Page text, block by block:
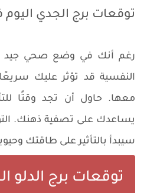
توقعات برج الجدي
رغم أنك في وضع صحي جيد
النفسية قد تؤثر عليك
معها. حاول أن تجد وقتًا
يساعدك على تصفية ذهنك.
سيبدأ بالتأثير على طاقتك
توقعات برج الدلو